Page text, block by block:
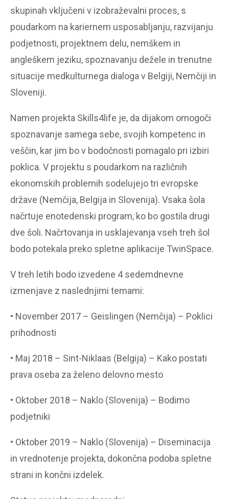
skupinah vključeni v izobraževalni proces, s
poudarkom na kariernem usposabljanju, razvijanju
podjetnosti, projektnem delu, nemškem in
angleškem jeziku, spoznavanju dežele in trenutne
situacije medkulturnega dialoga v Belgiji, Nemčiji in
Sloveniji.
Namen projekta Skills4life je, da dijakom omogoči
spoznavanje samega sebe, svojih kompetenc in
veščin, kar jim bo v bodočnosti pomagalo pri izbiri
poklica. V projektu s poudarkom na različnih
ekonomskih problemih sodelujejo tri evropske
države (Nemčija, Belgija in Slovenija). Vsaka šola
načrtuje enotedenski program, ko bo gostila drugi
dve šoli. Načrtovanja in usklajevanja vseh treh šol
bodo potekala preko spletne aplikacije TwinSpace.
V treh letih bodo izvedene 4 sedemdnevne
izmenjave z naslednjimi temami:
• November 2017 – Geislingen (Nemčija) – Poklici
prihodnosti
• Maj 2018 – Sint-Niklaas (Belgija) – Kako postati
prava oseba za želeno delovno mesto
• Oktober 2018 – Naklo (Slovenija) – Bodimo
podjetniki
• Oktober 2019 – Naklo (Slovenija) – Diseminacija
in vrednotenje projekta, dokončna podoba spletne
strani in končni izdelek.